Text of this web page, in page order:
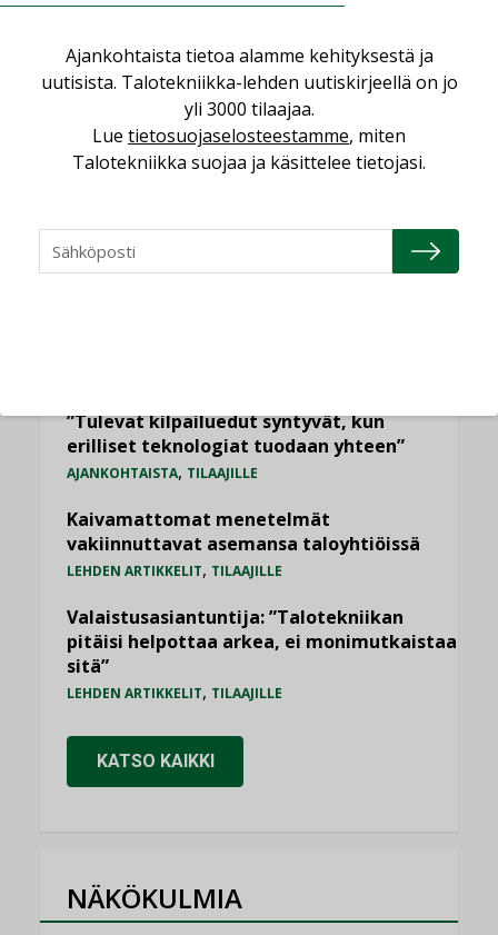
LUETUIMMAT UUTISET
Datakeskusurakointi on tekniikkalaji
Jarno Hacklin Cervin yrityskaupasta:
”Asiakkaat hakevat kumppaneita, jotka
”Tulevat kilpailuedut syntyvät, kun
erilliset teknologiat tuodaan yhteen”
AJANKOHTAISTA, TILAAJILLE
Kaivamattomat menetelmät
vakiinnuttavat asemansa taloyhtiöissä
LEHDEN ARTIKKELIT, TILAAJILLE
Valaistusasiantuntija: ”Talotekniikan
pitäisi helpottaa arkea, ei monimutkaistaa
sitä”
LEHDEN ARTIKKELIT, TILAAJILLE
KATSO KAIKKI
NÄKÖKULMIA
Ajankohtaista tietoa alamme kehityksestä ja
uutisista. Talotekniikka-lehden uutiskirjeellä on jo
yli 3000 tilaajaa.
Lue tietosuojaselosteestamme, miten
Talotekniikka suojaa ja käsittelee tietojasi.